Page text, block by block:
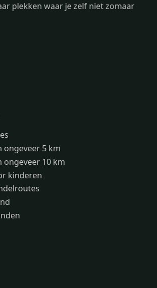
plekken waar je zelf niet zomaar
ongeveer 5 km
ongeveer 10 km
kinderen